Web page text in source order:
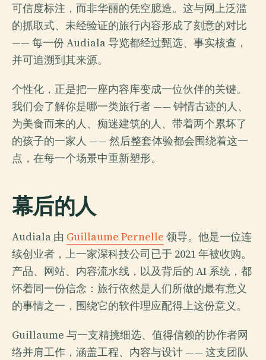
可信度标注，而非华丽的凭空臆造。这与网上泛滥
的抓取式、未经验证的旅行内容形成了刻意的对比
—— 每一份 Audiala 导览都经过甄选、事实核查，
并可追溯到其来源。
个性化，正是把一座内容库变成一位伙伴的关键。
我们会了解你是哪一类旅行者 —— 钟情古迹的人、
为美食而来的人、痴迷建筑的人、带着两个累坏了
的孩子的一家人 —— 然后整套体验都会围绕着这一
点，在每一个场景中重新塑形。
幕后的人
Audiala 由 Guillaume Pernelle 领导。他是一位连
续创业者，上一家深科技公司已于 2021 年被收购。
产品、网站、内容流水线，以及背后的 AI 系统，都
怀着同一份信念：旅行依然是人们所做的最有意义
的事情之一，围绕它的软件理应配得上这份意义。
Guillaume 与一支精挑细选、值得信赖的协作者网
络并肩工作，涵盖工程、内容与设计 —— 这支团队